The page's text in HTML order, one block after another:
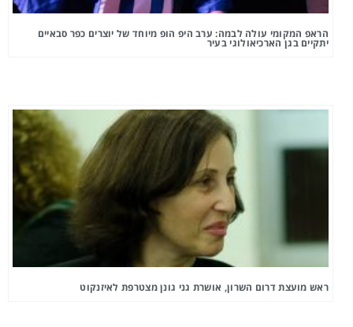
הראפ המקומי עולה לבמה: ערב היפ הופ מיוחד של יוצרים כפר סבאיים
יתקיים בגן הארכיאולוגי בעיר
ראש מועצת דרום השרון, אושרת גני גונן מצטרפת לאיזנקוט